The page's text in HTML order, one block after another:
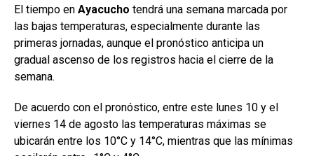
El tiempo en Ayacucho tendrá una semana marcada por
las bajas temperaturas, especialmente durante las
primeras jornadas, aunque el pronóstico anticipa un
gradual ascenso de los registros hacia el cierre de la
semana.
De acuerdo con el pronóstico, entre este lunes 10 y el
viernes 14 de agosto las temperaturas máximas se
ubicarán entre los 10°C y 14°C, mientras que las mínimas